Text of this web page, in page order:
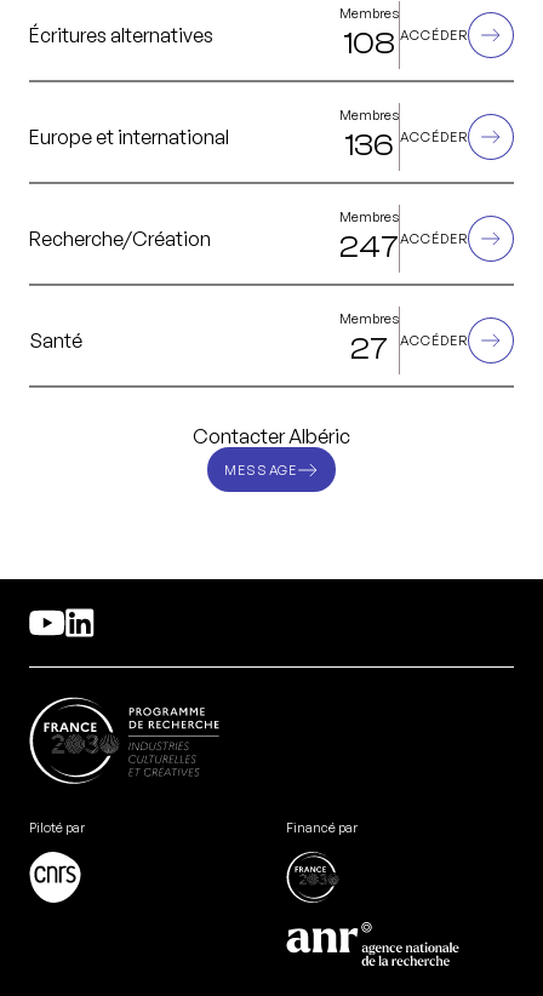
Écritures alternatives
Membres
108 ACCÉDER
Europe et international
Membres
136 ACCÉDER
Recherche/Création
Membres
247ACCÉDER
Santé
Membres
27 ACCÉDER
Contacter Albéric
MESSAGE
Piloté par Financé par